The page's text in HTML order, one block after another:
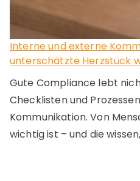
u
n
d
d
a
s
C
o
m
p
Interne und externe
unterschätzte Herzstück
Gute Compliance lebt
Checklisten und
Kommunikation. Von
wichtig ist – und die